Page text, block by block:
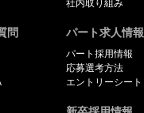
社内取り組み
問 パート求人情報
パート採用情報
応募選考方法
エントリーシート